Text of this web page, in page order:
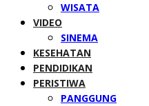
WISATA
VIDEO
SINEMA
KESEHATAN
PENDIDIKAN
PERISTIWA
PANGGUNG